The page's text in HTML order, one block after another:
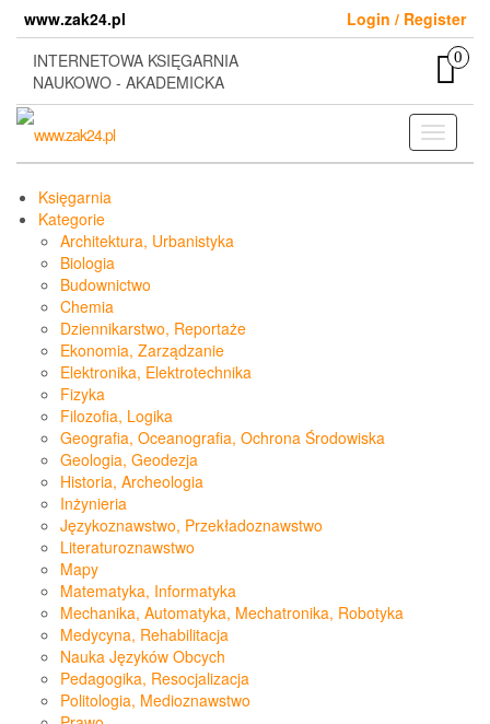
content
www.zak24.pl
Login / Register
INTERNETOWA KSIĘGARNIA
NAUKOWO - AKADEMICKA
0
Toggle
Księgarnia
Kategorie
Architektura, Urbanistyka
Biologia
Budownictwo
Chemia
Dziennikarstwo, Reportaże
Ekonomia, Zarządzanie
Elektronika, Elektrotechnika
Fizyka
Filozofia, Logika
Geografia, Oceanografia, Ochrona Środowiska
Geologia, Geodezja
Historia, Archeologia
Inżynieria
Językoznawstwo, Przekładoznawstwo
Literaturoznawstwo
Mapy
Matematyka, Informatyka
Mechanika, Automatyka, Mechatronika, Robotyka
Medycyna, Rehabilitacja
Nauka Języków Obcych
Pedagogika, Resocjalizacja
Politologia, Medioznawstwo